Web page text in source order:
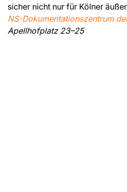
sicher nicht nur für Kölner
NS-Dokumentationszentrum
Apellhofplatz 23–25